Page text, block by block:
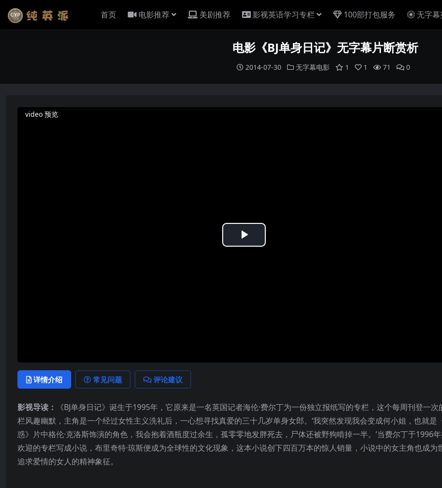
首页 电影推荐 美剧推荐 影视英语学习专栏 100部打包服务 无字
电影《BJ单身日记》无字幕片断赏析
2014-07-30 无字幕电影 1 1 71 0
video 预览
Play
详情介绍 常见问题 评论建议
影视导读：
《BJ单身日记》诞生于1995年，它原来是一名英国记者海伦·费尔丁为一份独立报纸写的专栏，这个每周刊登一次
栏风趣幽默，主角是一个经过女性主义洗礼后，一心想寻找真爱的三十几岁单身女郎。‘我突然发现我会变成何小姐，也就是
惑》片中格伦·克洛斯饰演的角色，我会抱着酒瓶度过余生，孤零零地发胖死去，尸体还被野狗啃掉一半。’当费尔丁于1996
欢迎的专栏写成小说，布里奇特·琼斯便成为全球性的文化现象，这本小说创下四百万本的惊人销量，小说中的女主角也成为
追求爱情的女人的精神象征。